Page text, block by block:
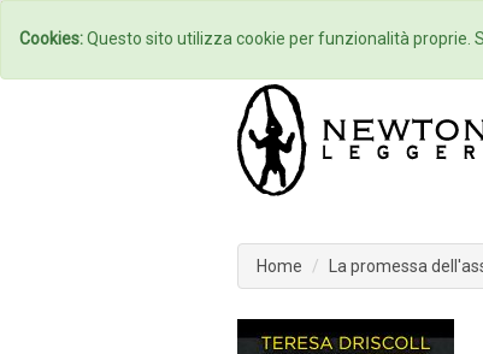
Home
Home La promessa
Cookies:Questo sito utilizza cookie per funzionalità proprie.